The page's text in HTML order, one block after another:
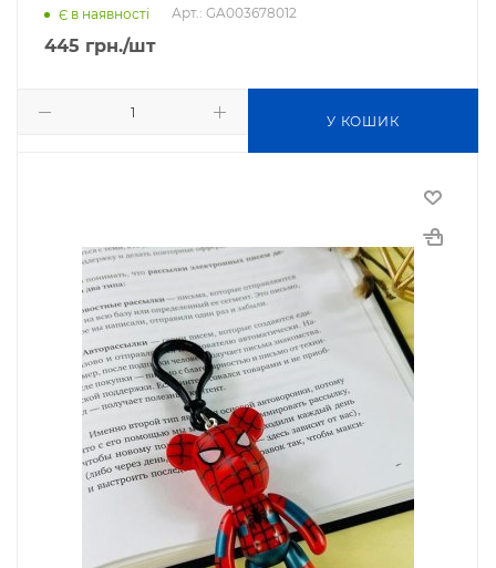
Є в наявності Арт.: GA003678012
445 грн./шт
У КОШИК